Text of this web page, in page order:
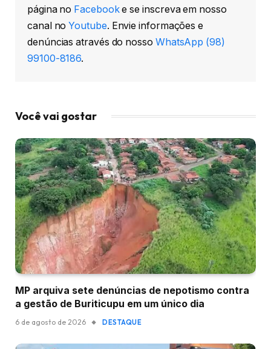
página no Facebooke se inscreva em nosso
canal noYoutube. Envie informações e
denúncias através do nosso WhatsApp (98)
99100-8186.
Você vai gostar
MP arquiva sete denúncias de nepotismo contra
a gestão de Buriticupu em um único dia
6 de agosto de 2026 DESTAQUE